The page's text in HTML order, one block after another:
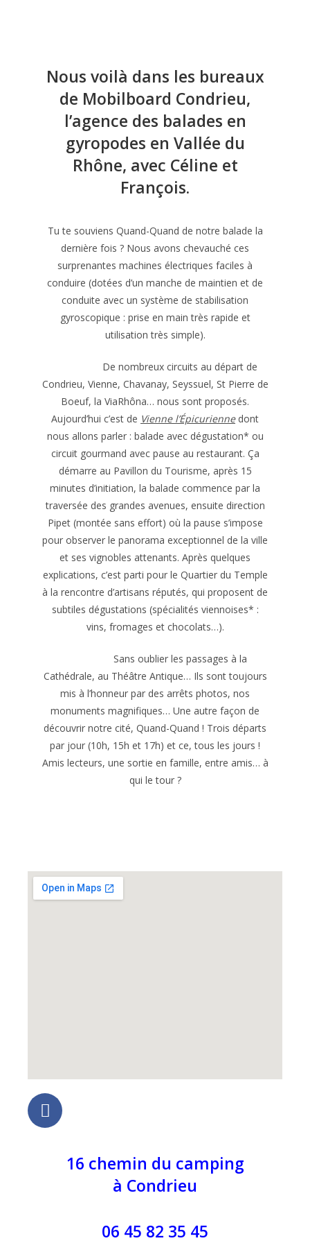
Nous voilà dans les bureaux
de Mobilboard Condrieu,
l’agence des balades en
gyropodes en Vallée du
Rhône, avec Céline et
François.
Tu te souviens Quand-Quand de notre balade la
dernière fois ? Nous avons chevauché ces
surprenantes machines électriques faciles à
conduire (dotées d’un manche de maintien et de
conduite avec un système de stabilisation
gyroscopique : prise en main très rapide et
utilisation très simple).
De nombreux circuits au départ de
Condrieu, Vienne, Chavanay, Seyssuel, St Pierre de
Boeuf, la ViaRhôna… nous sont proposés.
Aujourd’hui c’est de Vienne l’Épicuriennedont
nous allons parler : balade avec dégustation* ou
circuit gourmand avec pause au restaurant. Ça
démarre au Pavillon du Tourisme, après 15
minutes d’initiation, la balade commence par la
traversée des grandes avenues, ensuite direction
Pipet (montée sans effort) où la pause s’impose
pour observer le panorama exceptionnel de la ville
et ses vignobles attenants. Après quelques
explications, c’est parti pour le Quartier du Temple
à la rencontre d’artisans réputés, qui proposent de
subtiles dégustations (spécialités viennoises* :
vins, fromages et chocolats…).
Sans oublier les passages à la
Cathédrale, au Théâtre Antique… Ils sont toujours
mis à l’honneur par des arrêts photos, nos
monuments magnifiques… Une autre façon de
découvrir notre cité, Quand-Quand ! Trois départs
par jour (10h, 15h et 17h) et ce, tous les jours !
Amis lecteurs, une sortie en famille, entre amis… à
qui le tour ?
16 chemin du camping
à Condrieu
06 45 82 35 45